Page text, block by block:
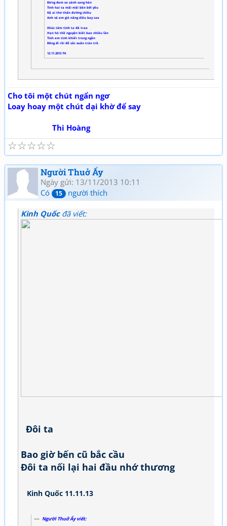
Đừng đem so sánh sang hèn
Tình hai ta mãi mãi bền bởi yêu
Kệ ai thơ thẩn đường chiều
Anh và em gió nâng diều bay cao
Khúc tâm tình ta đã trao
Hẹn hò thề nguyện biết bao nhiêu lần
Tình em tinh khiết trong ngần
Đông đi rồi để sắc xuân tràn trề.
12.11.2013 TH
Cho tôi một chút ngẩn ngơ
Loay hoay một chút dại khờ để say
Thi Hoàng
☆
☆
☆
☆
☆
Người Thuở Ấy
Ngày gửi: 13/11/2013 10:11
Có
15 người thích
Kinh Quốcđã viết:
Đôi ta
Bao giờ bến cũ bắc cầu
Đôi ta nối lại hai đầu nhớ thương
Kinh Quốc 11.11.13
Người Thuở Ấy viết: